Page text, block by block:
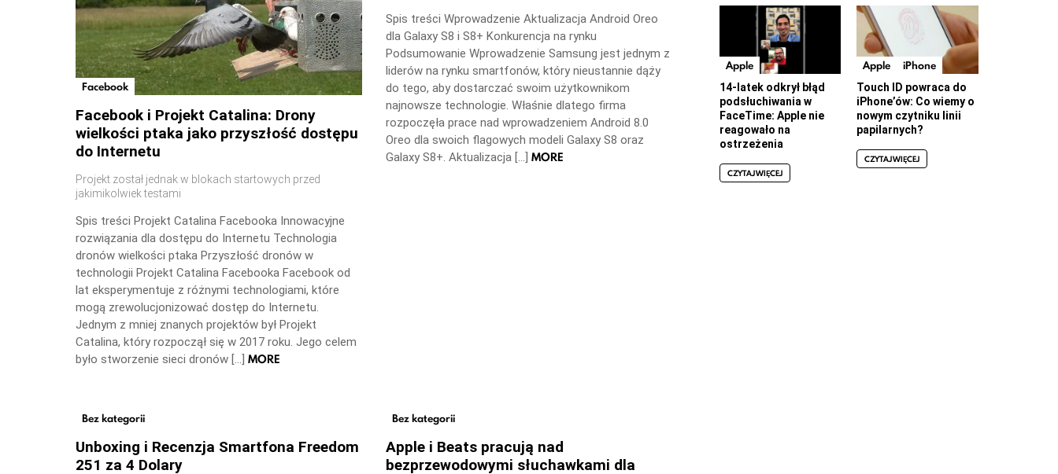
Facebook
Facebook i Projekt Catalina: Drony
wielkości ptaka jako przyszłość dostępu
do Internetu
Projekt został jednak w blokach startowych przed
jakimikolwiek testami
Spis treści Projekt Catalina Facebooka Innowacyjne
rozwiązania dla dostępu do Internetu Technologia
dronów wielkości ptaka Przyszłość dronów w
technologii Projekt Catalina Facebooka Facebook od
lat eksperymentuje z różnymi technologiami, które
mogą zrewolucjonizować dostęp do Internetu.
Jednym z mniej znanych projektów był Projekt
Catalina, który rozpoczął się w 2017 roku. Jego celem
było stworzenie sieci dronów […] MORE
Spis treści Wprowadzenie Aktualizacja Android Oreo
dla Galaxy S8 i S8+ Konkurencja na rynku
Podsumowanie Wprowadzenie Samsung jest jednym z
liderów na rynku smartfonów, który nieustannie dąży
do tego, aby dostarczać swoim użytkownikom
najnowsze technologie. Właśnie dlatego firma
rozpoczęła prace nad wprowadzeniem Android 8.0
Oreo dla swoich flagowych modeli Galaxy S8 oraz
Galaxy S8+. Aktualizacja […] MORE
Bez kategorii
Unboxing i Recenzja Smartfona Freedom
251 za 4 Dolary
Bez kategorii
Apple i Beats pracują nad
bezprzewodowymi słuchawkami dla
Apple
14-latek odkrył błąd
podsłuchiwania w
FaceTime: Apple nie
reagowało na
ostrzeżenia
CZYTAJ WIĘCEJ
Apple iPhone
Touch ID powraca do
iPhone’ów: Co wiemy o
nowym czytniku linii
papilarnych?
CZYTAJ WIĘCEJ